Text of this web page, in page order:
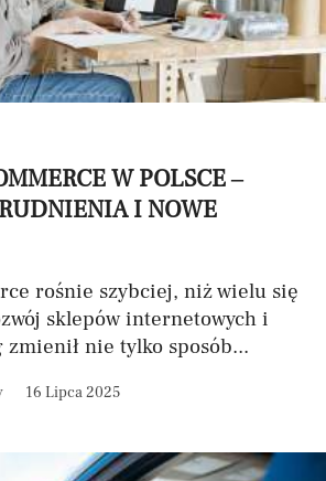
W POLSCE –
I NOWE
rośnie szybciej, niż wielu się
sklepów internetowych i
zmienił nie tylko sposób...
16 Lipca 2025